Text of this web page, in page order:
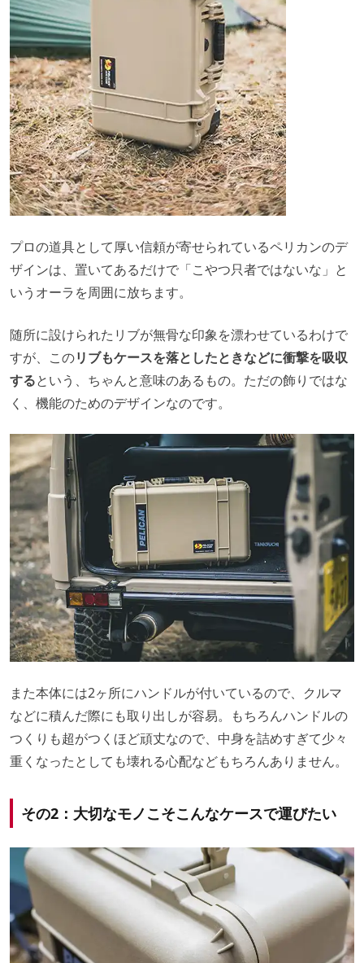
プロの道具として厚い信頼が寄せられているペリカンのデ
ザインは、置いてあるだけで「こやつ只者ではないな」と
いうオーラを周囲に放ちます。
随所に設けられたリブが無骨な印象を漂わせているわけで
すが、このリブもケースを落としたときなどに衝撃を吸収
するという、ちゃんと意味のあるもの。ただの飾りではな
く、機能のためのデザインなのです。
また本体には2ヶ所にハンドルが付いているので、クルマ
などに積んだ際にも取り出しが容易。もちろんハンドルの
つくりも超がつくほど頑丈なので、中身を詰めすぎて少々
重くなったとしても壊れる心配などもちろんありません。
その2：大切なモノこそこんなケースで運びたい